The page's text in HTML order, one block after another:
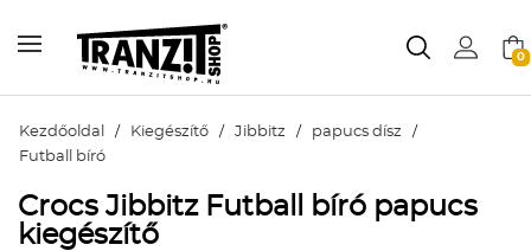
0
Kezdőoldal / Kiegészítő / Jibbitz / papucs dísz /
Futball bíró
Crocs Jibbitz Futball bíró papucs
kiegészítő